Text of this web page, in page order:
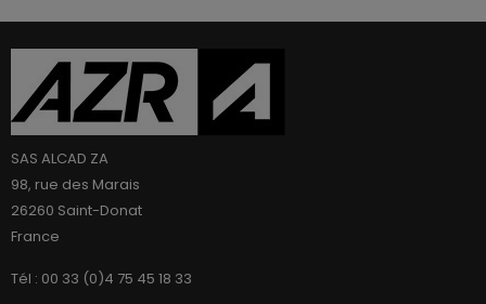
SAS ALCAD ZA
98, rue des Marais
26260 Saint-Donat
France
Tél : 00 33 (0)4 75 45 18 33